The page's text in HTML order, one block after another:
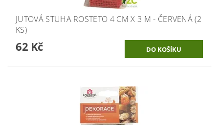
JUTOVÁ STUHA ROSTETO 4 CM X 3 M - ČERVENÁ (2
KS)
62 Kč